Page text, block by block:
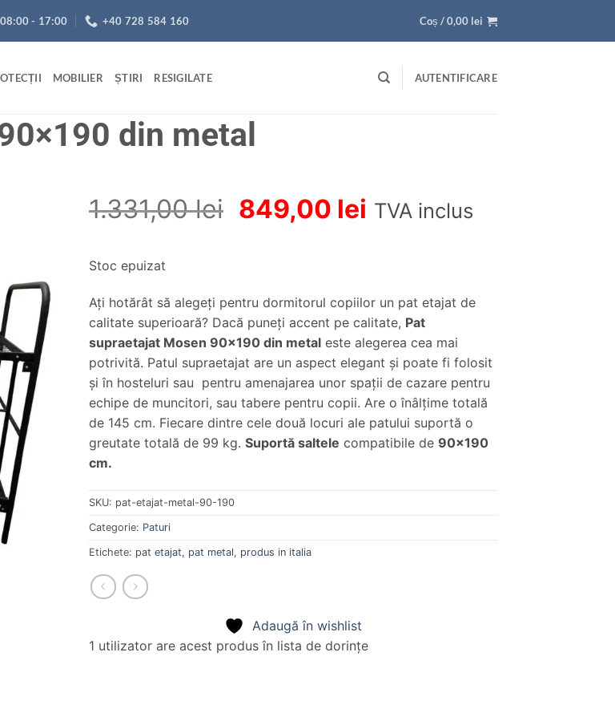
08:00 - 17:00 +40 728 584 160 Coș /0,00 lei
MOBILIER ȘTIRI RESIGILATE AUTENTIFICARE
din metal
wishlist
utilizator
1.331,00lei Prețul
1.331,00 lei.
849,00 lei Prețul
TVA inclus
Stoc epuizat
Aţi hotărât să alegeţi pentru dormitorul copiilor un pat etajat de
calitate superioară? Dacă puneţi accent pe calitate, Pat
supraetajat Mosen 90×190 din metal este alegerea cea mai
potrivită. Patul supraetajat are un aspect elegant şi poate fi folosit
şi în hosteluri sau pentru amenajarea unor spaţii de cazare pentru
echipe de muncitori, sau tabere pentru copii. Are o înâlţime totală
de 145 cm. Fiecare dintre cele două locuri ale patului suportă o
greutate totală de 99 kg. Suportă saltele compatibile de 90×190
cm.
SKU: pat-etajat-metal-90-190
Categorie: Paturi
Etichete: pat etajat, pat metal, produs in italia
Adaugă în wishlist
1 utilizator are acest produs în lista de dorințe